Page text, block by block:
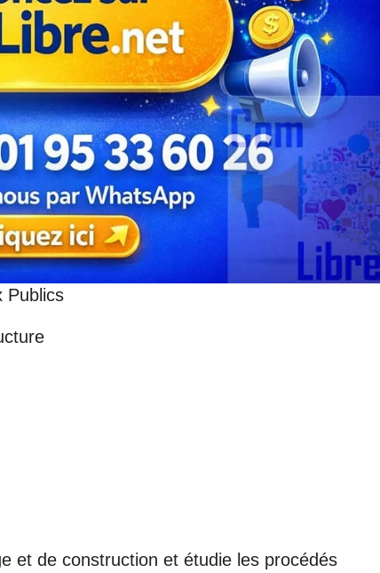
Publics
et de construction et étudie les procédés